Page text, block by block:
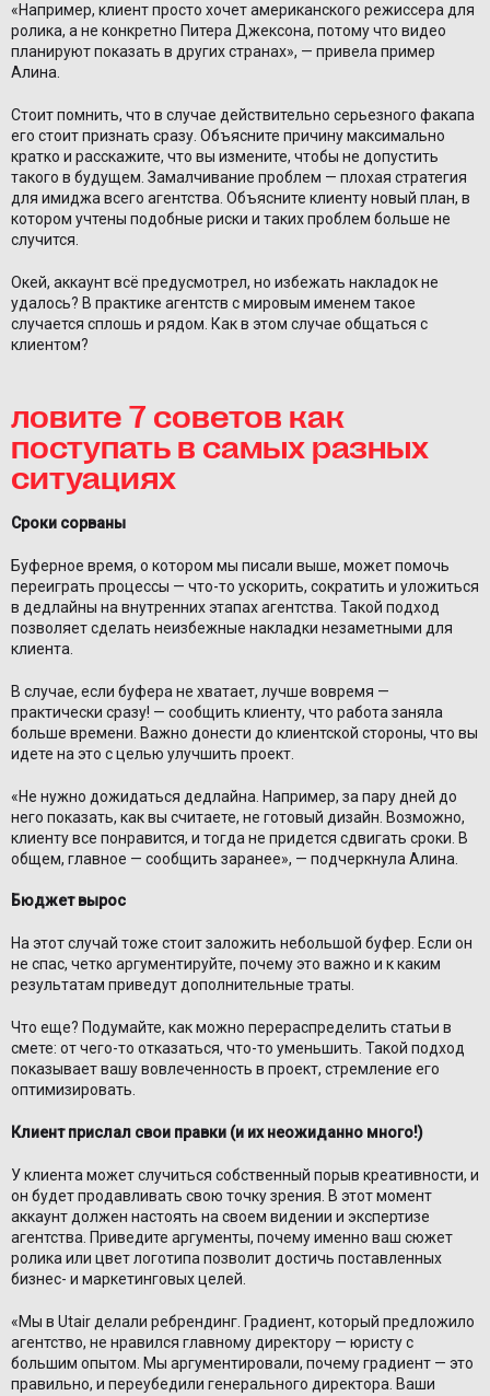
«Например, клиент просто хочет американского режиссера для
ролика, а не конкретно Питера Джексона, потому что видео
планируют показать в других странах», — привела пример
Алина.
Стоит помнить, что в случае действительно серьезного факапа
его стоит признать сразу. Объясните причину максимально
кратко и расскажите, что вы измените, чтобы не допустить
такого в будущем. Замалчивание проблем — плохая стратегия
для имиджа всего агентства. Объясните клиенту новый план, в
котором учтены подобные риски и таких проблем больше не
случится.
Окей, аккаунт всё предусмотрел, но избежать накладок не
удалось? В практике агентств с мировым именем такое
случается сплошь и рядом. Как в этом случае общаться с
клиентом?
ловите 7 советов как
поступать в самых разных
ситуациях
Сроки сорваны
Буферное время, о котором мы писали выше, может помочь
переиграть процессы — что-то ускорить, сократить и уложиться
в дедлайны на внутренних этапах агентства. Такой подход
позволяет сделать неизбежные накладки незаметными для
клиента.
В случае, если буфера не хватает, лучше вовремя —
практически сразу! — сообщить клиенту, что работа заняла
больше времени. Важно донести до клиентской стороны, что вы
идете на это с целью улучшить проект.
«Не нужно дожидаться дедлайна. Например, за пару дней до
него показать, как вы считаете, не готовый дизайн. Возможно,
клиенту все понравится, и тогда не придется сдвигать сроки. В
общем, главное — сообщить заранее», — подчеркнула Алина.
Бюджет вырос
На этот случай тоже стоит заложить небольшой буфер. Если он
не спас, четко аргументируйте, почему это важно и к каким
результатам приведут дополнительные траты.
Что еще? Подумайте, как можно перераспределить статьи в
смете: от чего-то отказаться, что-то уменьшить. Такой подход
показывает вашу вовлеченность в проект, стремление его
оптимизировать.
Клиент прислал свои правки (и их неожиданно много!)
У клиента может случиться собственный порыв креативности, и
он будет продавливать свою точку зрения. В этот момент
аккаунт должен настоять на своем видении и экспертизе
агентства. Приведите аргументы, почему именно ваш сюжет
ролика или цвет логотипа позволит достичь поставленных
бизнес- и маркетинговых целей.
«Мы в Utair делали ребрендинг. Градиент, который предложило
агентство, не нравился главному директору — юристу с
большим опытом. Мы аргументировали, почему градиент — это
правильно, и переубедили генерального директора. Ваши